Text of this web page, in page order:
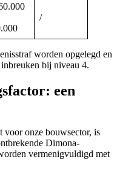
/
worden opgelegd en
bij niveau 4.
een
voor onze bouwsector, is
Dimona-
vermenigvuldigd met